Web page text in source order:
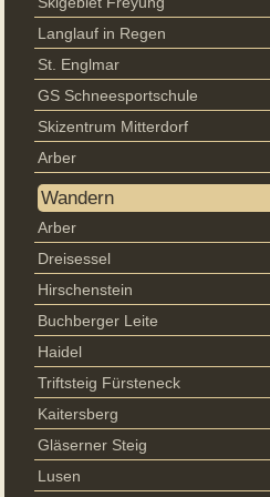
Langlauf in Regen
St. Englmar
GS Schneesportschule
Skizentrum Mitterdorf
Arber
Wandern
Arber
Dreisessel
Hirschenstein
Buchberger Leite
Haidel
Triftsteig Fürsteneck
Kaitersberg
Gläserner Steig
Lusen